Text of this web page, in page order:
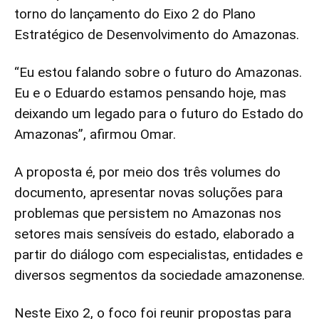
torno do lançamento do Eixo 2 do Plano
Estratégico de Desenvolvimento do Amazonas.
“Eu estou falando sobre o futuro do Amazonas.
Eu e o Eduardo estamos pensando hoje, mas
deixando um legado para o futuro do Estado do
Amazonas”, afirmou Omar.
A proposta é, por meio dos três volumes do
documento, apresentar novas soluções para
problemas que persistem no Amazonas nos
setores mais sensíveis do estado, elaborado a
partir do diálogo com especialistas, entidades e
diversos segmentos da sociedade amazonense.
Neste Eixo 2, o foco foi reunir propostas para